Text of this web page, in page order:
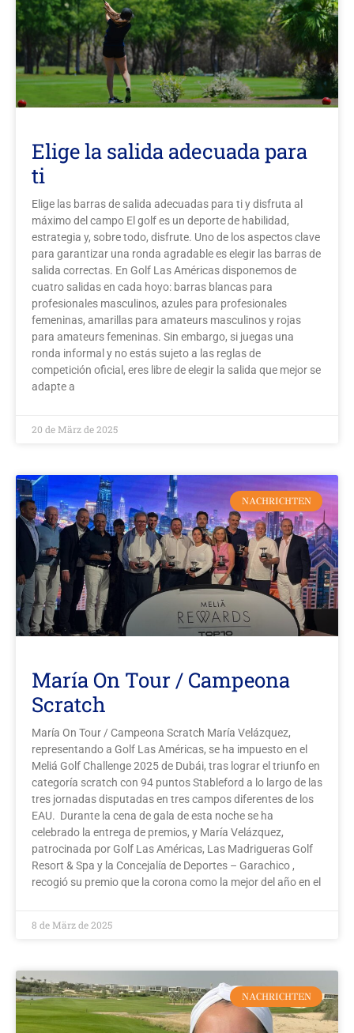
Kontakt
Rechtliche Hinweise
Elige la salida adecuada para
ti
Elige las barras de salida adecuadas para ti y disfruta al
máximo del campo El golf es un deporte de habilidad,
estrategia y, sobre todo, disfrute. Uno de los aspectos clave
para garantizar una ronda agradable es elegir las barras de
salida correctas. En Golf Las Américas disponemos de
cuatro salidas en cada hoyo: barras blancas para
profesionales masculinos, azules para profesionales
femeninas, amarillas para amateurs masculinos y rojas
para amateurs femeninas. Sin embargo, si juegas una
ronda informal y no estás sujeto a las reglas de
competición oficial, eres libre de elegir la salida que mejor se
adapte a
20 de März de 2025
NACHRICHTEN
María On Tour / Campeona
Scratch
María On Tour / Campeona Scratch María Velázquez,
representando a Golf Las Américas, se ha impuesto en el
Meliá Golf Challenge 2025 de Dubái, tras lograr el triunfo en
categoría scratch con 94 puntos Stableford a lo largo de las
tres jornadas disputadas en tres campos diferentes de los
EAU. Durante la cena de gala de esta noche se ha
celebrado la entrega de premios, y María Velázquez,
patrocinada por Golf Las Américas, Las Madrigueras Golf
Resort & Spa y la Concejalía de Deportes – Garachico ,
recogió su premio que la corona como la mejor del año en el
8 de März de 2025
NACHRICHTEN